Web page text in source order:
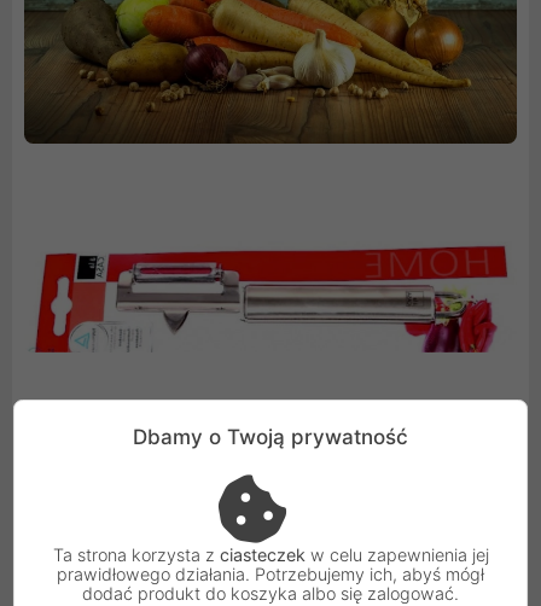
a'la Casa to marka premium
Dbamy o Twoją prywatność
Ta strona korzysta z ciasteczek w celu zapewnienia jej
prawidłowego działania. Potrzebujemy ich, abyś mógł
dodać produkt do koszyka albo się zalogować.